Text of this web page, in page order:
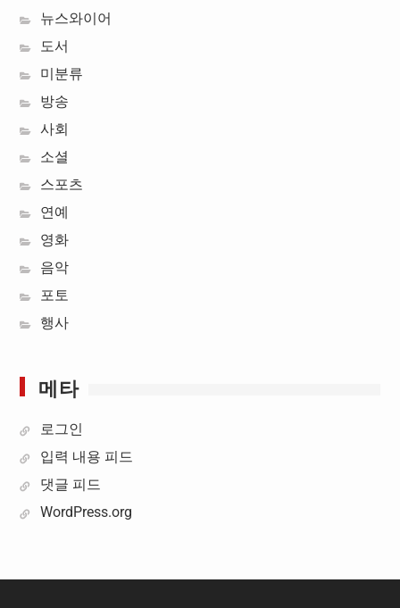
뉴스와이어
도서
미분류
방송
사회
소셜
스포츠
연예
영화
음악
포토
행사
메타
로그인
입력 내용 피드
댓글 피드
WordPress.org